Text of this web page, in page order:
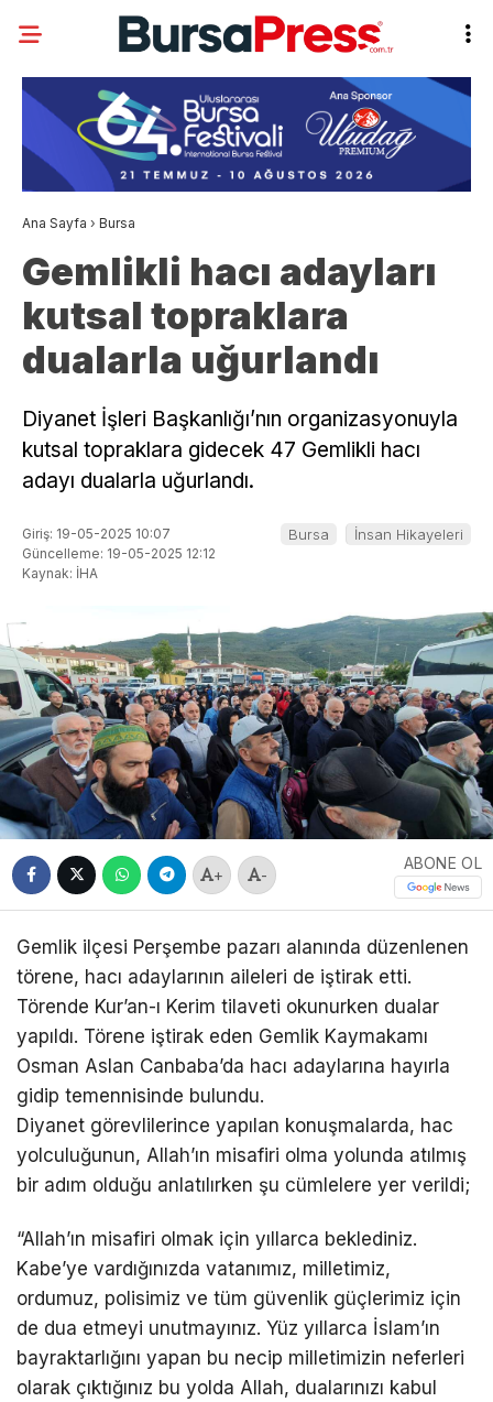
Ana Sayfa › Bursa
Gemlikli hacı adayları
kutsal topraklara
dualarla uğurlandı
Diyanet İşleri Başkanlığı’nın organizasyonuyla
kutsal topraklara gidecek 47 Gemlikli hacı
adayı dualarla uğurlandı.
Giriş: 19-05-2025 10:07
Güncelleme: 19-05-2025 12:12
Kaynak: İHA
Bursa İnsan Hikayeleri
+ -
ABONE OL
Gemlik ilçesi Perşembe pazarı alanında düzenlenen
törene, hacı adaylarının aileleri de iştirak etti.
Törende Kur’an-ı Kerim tilaveti okunurken dualar
yapıldı. Törene iştirak eden Gemlik Kaymakamı
Osman Aslan Canbaba’da hacı adaylarına hayırla
gidip temennisinde bulundu.
Diyanet görevlilerince yapılan konuşmalarda, hac
yolculuğunun, Allah’ın misafiri olma yolunda atılmış
bir adım olduğu anlatılırken şu cümlelere yer verildi;
“Allah’ın misafiri olmak için yıllarca beklediniz.
Kabe’ye vardığınızda vatanımız, milletimiz,
ordumuz, polisimiz ve tüm güvenlik güçlerimiz için
de dua etmeyi unutmayınız. Yüz yıllarca İslam’ın
bayraktarlığını yapan bu necip milletimizin neferleri
olarak çıktığınız bu yolda Allah, dualarınızı kabul